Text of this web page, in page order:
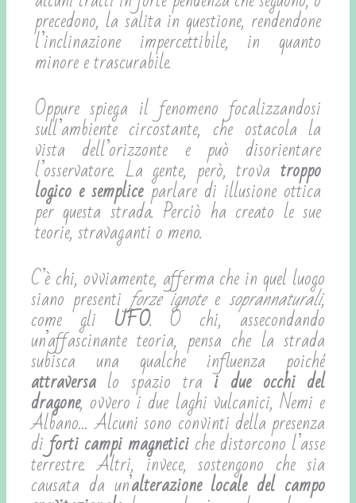
precedono, la salita in questione, rendendone
l’inclinazione impercettibile, in quanto
minore e trascurabile.
Oppure spiega il fenomeno focalizzandosi
sull’ambiente circostante, che ostacola la
vista dell’orizzonte e può disorientare
l’osservatore. La gente, però, trovatroppo
logico e sempliceparlare di illusione ottica
per questa strada. Perciò ha creato le sue
teorie, stravaganti o meno.
C’è chi, ovviamente, afferma che in quel luogo
siano presentiforze ignote e soprannaturali,
come gli UFO. O chi, assecondando
un’affascinante teoria, pensa che la strada
subisca una qualche influenza poiché
attraversalo spazio trai due occhi del
dragone, ovvero i due laghi vulcanici, Nemi e
Albano… Alcuni sono convinti della presenza
diforti campi magneticiche distorcono l’asse
terrestre. Altri, invece, sostengono che sia
causata da un’alterazione locale del campo